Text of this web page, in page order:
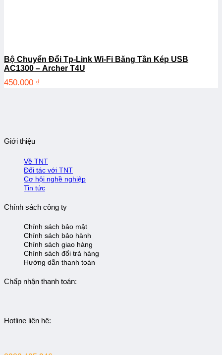
Bộ Chuyển Đổi Tp-Link Wi-Fi Băng Tần Kép USB
AC1300 – Archer T4U
450.000 ₫
Giới thiệu
Về TNT
Đối tác với TNT
Cơ hội nghề nghiệp
Tin tức
Chính sách công ty
Chính sách bảo mật
Chính sách bảo hành
Chính sách giao hàng
Chính sách đổi trả hàng
Hướng dẫn thanh toán
Chấp nhận thanh toán:
Hotline liên hệ: